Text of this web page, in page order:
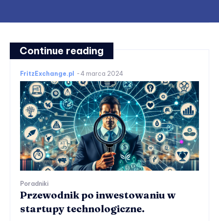
Continue reading
FritzExchange.pl - 4 marca 2024
Poradniki
Przewodnik po inwestowaniu w
startupy technologiczne.